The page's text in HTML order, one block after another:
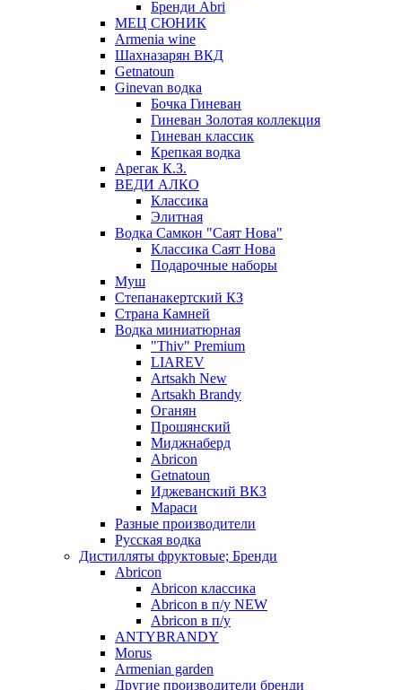
Бренди Abri
МЕЦ СЮНИК
Armenia wine
Шахназарян ВКД
Getnatoun
Ginevan водка
Бочка Гиневан
Гиневан Золотая коллекция
Гиневан классик
Крепкая водка
Арегак К.З.
ВЕДИ АЛКО
Классика
Элитная
Водка Самкон "Саят Нова"
Классика Саят Нова
Подарочные наборы
Муш
Степанакертский КЗ
Страна Камней
Водка миниатюрная
"Thiv" Premium
LIAREV
Artsakh New
Artsakh Brandy
Оганян
Прошянский
Миджнаберд
Abricon
Getnatoun
Иджеванский ВКЗ
Мараси
Разные производители
Русская водка
Дистилляты фруктовые; Бренди
Abricon
Abricon классика
Abricon в п/у NEW
Abricon в п/у
ANTYBRANDY
Morus
Armenian garden
Другие производители бренди